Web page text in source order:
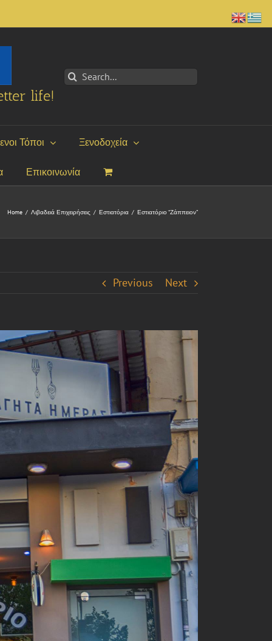
life!
Search
for:
Τόποι Ξενοδοχεία
Επικοινωνία
Home / Λιβαδειά Επιχειρήσεις / Εστιατόρια / Εστιατόριο “Ζάππειον”
Previous Next